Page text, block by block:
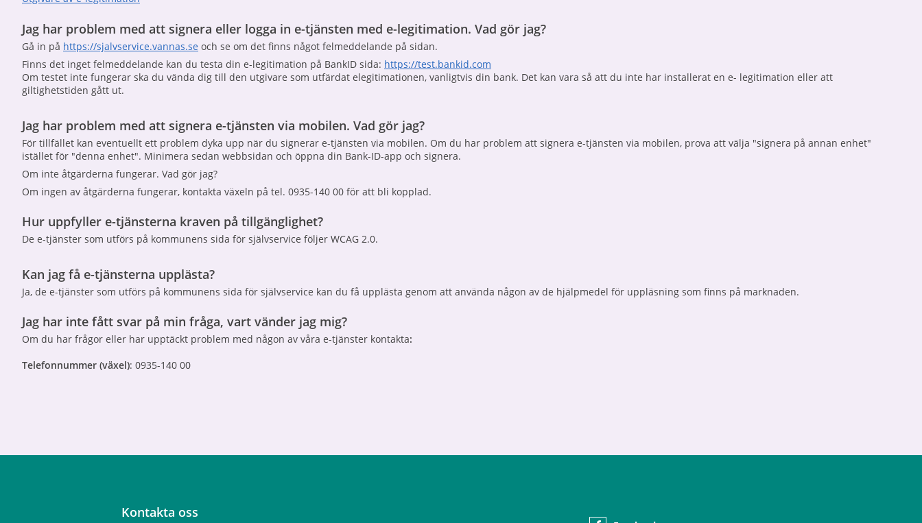
Jag har problem med att signera eller logga in e-tjänsten med e-legitimation. Vad gör jag?
Gå in på https://sjalvservice.vannas.se och se om det finns något felmeddelande på sidan.
Finns det inget felmeddelande kan du testa din e-legitimation på BankID sida: https://test.bankid.com
Om testet inte fungerar ska du vända dig till den utgivare som utfärdat elegitimationen, vanligtvis din bank. Det kan vara så att du inte har installerat en e- legitimation eller att
giltighetstiden gått ut.
Jag har problem med att signera e-tjänsten via mobilen. Vad gör jag?
För tillfället kan eventuellt ett problem dyka upp när du signerar e-tjänsten via mobilen. Om du har problem att signera e-tjänsten via mobilen, prova att välja "signera på annan enhet"
istället för "denna enhet". Minimera sedan webbsidan och öppna din Bank-ID-app och signera.
Om inte åtgärderna fungerar. Vad gör jag?
Om ingen av åtgärderna fungerar, kontakta växeln på tel. 0935-140 00 för att bli kopplad.
Hur uppfyller e-tjänsterna kraven på tillgänglighet?
De e-tjänster som utförs på kommunens sida för självservice följer WCAG 2.0.
Kan jag få e-tjänsterna upplästa?
Ja, de e-tjänster som utförs på kommunens sida för självservice kan du få upplästa genom att använda någon av de hjälpmedel för uppläsning som finns på marknaden.
Jag har inte fått svar på min fråga, vart vänder jag mig?
Om du har frågor eller har upptäckt problem med någon av våra e-tjänster kontakta:
Telefonnummer (växel): 0935-140 00
Kontakta oss